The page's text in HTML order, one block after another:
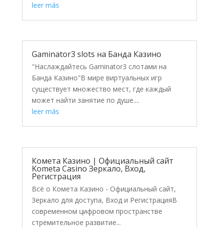
leer más
Gaminator3 slots на Банда Казино
"Наслаждайтесь Gaminator3 слотами на
Банда Казино"В мире виртуальных игр
существует множество мест, где каждый
может найти занятие по душе....
leer más
Комета Казино | Официальный сайт
Kometa Casino Зеркало, Вход,
Регистрация
Всё о Комета Казино - Официальный сайт,
Зеркало для доступа, Вход и РегистрацияВ
современном цифровом пространстве
стремительное развитие...